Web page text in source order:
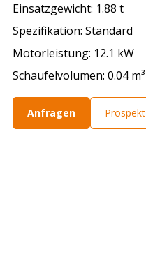
Einsatzgewicht: 1.88 t
Spezifikation: Standard
Motorleistung: 12.1 kW
Schaufelvolumen: 0.04 m³
Anfragen Prospekt